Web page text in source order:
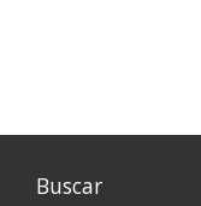
Buscar